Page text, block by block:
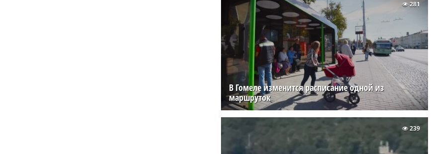
В Гомеле изменится расписание одной из
маршруток
281
239